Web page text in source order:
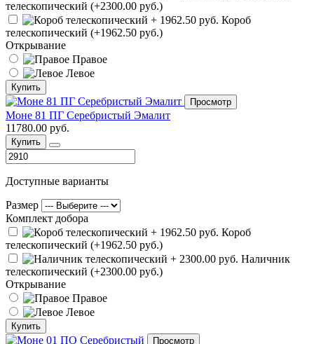
телескопический (+2300.00 руб.)
Короб
телескопический (+1962.50 руб.)
Открывание
Правое
Левое
Купить
Просмотр
Моне 81 ПГ Серебристый Эмалит
11780.00 руб.
Купить
Доступные варианты
Размер
Комплект добора
Короб
телескопический (+1962.50 руб.)
Наличник
телескопический (+2300.00 руб.)
Открывание
Правое
Левое
Купить
Просмотр